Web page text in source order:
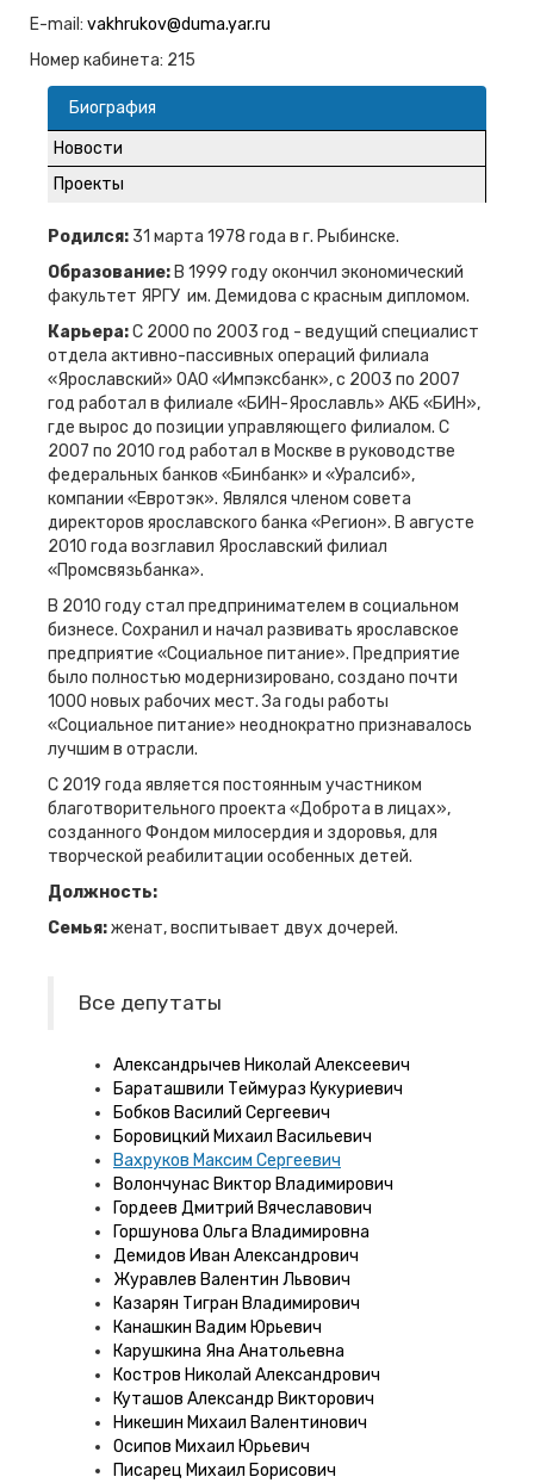
E-mail: vakhrukov@duma.yar.ru
Номер кабинета: 215
Биография
Новости
Проекты
Родился: 31 марта 1978 года в г. Рыбинске.
Образование: В 1999 году окончил экономический
факультет ЯРГУ им. Демидова с красным дипломом.
Карьера:С 2000 по 2003 год - ведущий специалист
отдела активно-пассивных операций филиала
«Ярославский» ОАО «Импэксбанк», с 2003 по 2007
год работал в филиале «БИН-Ярославль» АКБ «БИН»,
где вырос до позиции управляющего филиалом. С
2007 по 2010 год работал в Москве в руководстве
федеральных банков «Бинбанк» и «Уралсиб»,
компании «Евротэк». Являлся членом совета
директоров ярославского банка «Регион». В августе
2010 года возглавил Ярославский филиал
«Промсвязьбанка».
В 2010 году стал предпринимателем в социальном
бизнесе. Сохранил и начал развивать ярославское
предприятие «Социальное питание». Предприятие
было полностью модернизировано, создано почти
1000 новых рабочих мест. За годы работы
«Социальное питание» неоднократно признавалось
лучшим в отрасли.
С 2019 года является постоянным участником
благотворительного проекта «Доброта в лицах»,
созданного Фондом милосердия и здоровья, для
творческой реабилитации особенных детей.
Должность:
Семья:женат, воспитывает двух дочерей.
Все депутаты
Александрычев Николай Алексеевич
Бараташвили Теймураз Кукуриевич
Бобков Василий Сергеевич
Боровицкий Михаил Васильевич
Вахруков Максим Сергеевич
Волончунас Виктор Владимирович
Гордеев Дмитрий Вячеславович
Горшунова Ольга Владимировна
Демидов Иван Александрович
Журавлев Валентин Львович
Казарян Тигран Владимирович
Канашкин Вадим Юрьевич
Карушкина Яна Анатольевна
Костров Николай Александрович
Куташов Александр Викторович
Никешин Михаил Валентинович
Осипов Михаил Юрьевич
Писарец Михаил Борисович